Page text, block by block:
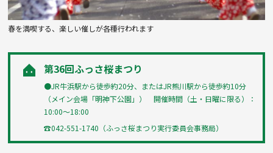
春を満喫する、楽しい催しが各種行われます
第36回ふっさ桜まつり
●JR牛浜駅から徒歩約20分、またはJR熊川駅から徒歩約10分
（メイン会場「明神下公園」） 開催時間（土・日曜に限る）：
10:00〜18:00
☎042-551-1740（ふっさ桜まつり実行委員会事務局）